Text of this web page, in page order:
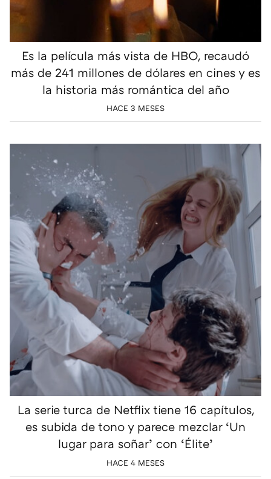
Es la película más vista de HBO, recaudó
más de 241 millones de dólares en cines y es
la historia más romántica del año
HACE 3 MESES
La serie turca de Netflix tiene 16 capítulos,
es subida de tono y parece mezclar ‘Un
lugar para soñar’ con ‘Élite’
HACE 4 MESES